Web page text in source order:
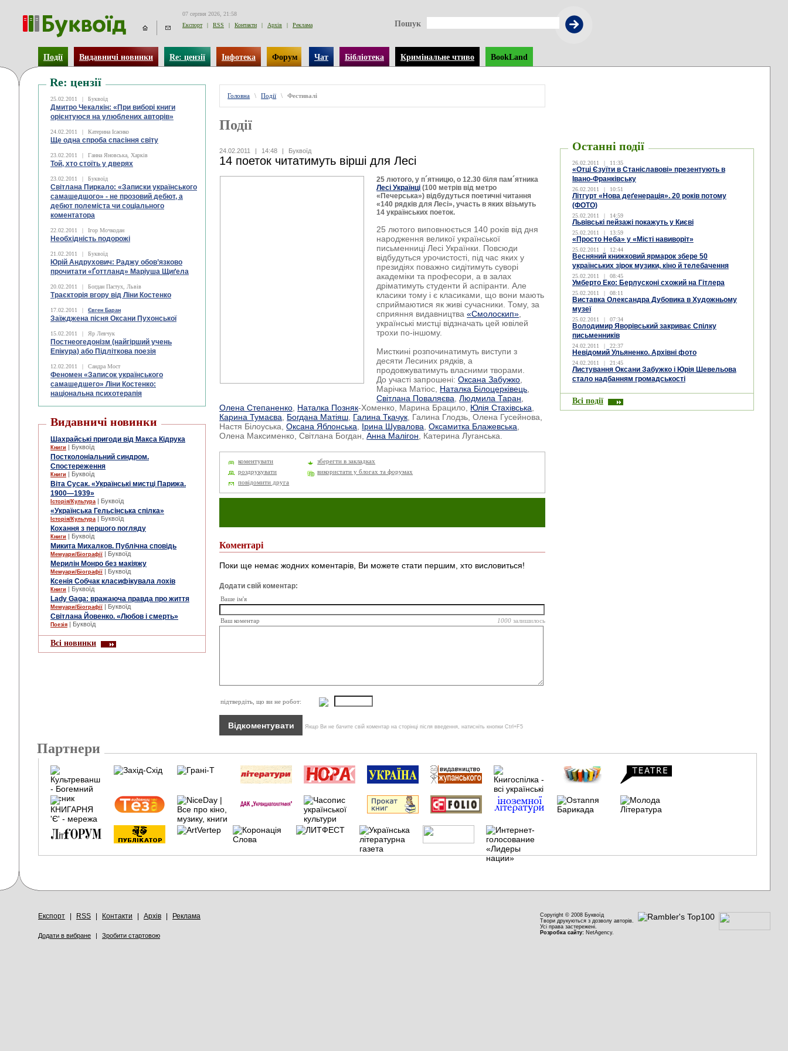
07 серпня 2026, 21:58
Експорт
| RSS | Контакти | Архів | Реклама Пошук
Події Видавничі новинки Re: цензії Інфотека Форум Чат Бібліотека Кримінальне чтиво BookLand
Re: цензії
25.02.2011 | Буквоїд
Дмитро Чекалкін: «При виборі книги
орієнтуюся на улюблених авторів»
24.02.2011 | Катерина Ісаєнко
Ще одна спроба спасіння світу
23.02.2011 | Ганна Яновська, Харків
Той, хто стоїть у дверях
23.02.2011 | Буквоїд
Світлана Пиркало: «Записки українського
самашедшого» - не прозовий дебют, а
дебют полеміста чи соціального
коментатора
22.02.2011 | Ігор Мочкодан
Необхідність подорожі
21.02.2011 | Буквоїд
Юрій Андрухович: Раджу обов’язково
прочитати «Ґоттланд» Маріуша Щиґела
20.02.2011 | Богдан Пастух, Львів
Траєкторія вгору від Ліни Костенко
17.02.2011 | Євген Баран
Заїжджена пісня Оксани Пухонської
15.02.2011 | Яр Левчук
Постнеогедонізм (найгірший учень
Епікура) або Підліткова поезія
12.02.2011 | Сандра Мост
Феномен «Записок українського
самашедшего» Ліни Костенко:
національна психотерапія
Видавничі новинки
Шахрайські пригоди від Макса Кідрука
Книги | Буквоїд
Постколоніальний синдром.
Спостереження
Книги | Буквоїд
Віта Сусак. «Українські мистці Парижа.
1900—1939»
Історія/Культура | Буквоїд
«Українська Гельсінська спілка»
Історія/Культура | Буквоїд
Кохання з першого погляду
Книги | Буквоїд
Микита Михалков. Публічна сповідь
Мемуари/Біографії | Буквоїд
Мерилін Монро без макіяжу
Мемуари/Біографії | Буквоїд
Ксенія Собчак класифікувала лохів
Книги | Буквоїд
Lady Gaga: вражаюча правда про життя
Мемуари/Біографії | Буквоїд
Cвітлана Йовенко. «Любов і смерть»
Поезія | Буквоїд
Всі новинки
Головна \ Події \ Фестивалі
Події
24.02.2011 | 14:48 | Буквоїд
14 поеток читатимуть вірші для Лесі
25 лютого, у п´ятницю, о 12.30 біля пам´ятника
Лесі Українці (100 метрів від метро
«Печерська») відбудуться поетичні читання
«140 рядків для Лесі», участь в яких візьмуть
14 українських поеток.
25 лютого виповнюється 140 років від дня
народження великої української
письменниці Лесі Українки. Повсюди
відбудуться урочистості, під час яких у
президіях поважно сидітимуть суворі
академіки та професори, а в залах
дріматимуть студенти й аспіранти. Але
класики тому і є класиками, що вони мають
сприймаютися як живі сучасники. Тому, за
сприяння видавництва«Смолоскип»
українські мистці відзначать цей ювілей
трохи по-іншому.
Мисткині розпочинатимуть виступи з
десяти Лесиних рядків, а
продовжуватимуть власними творами.
До участі запрошені:Оксана Забужко
Марічка Матіос, Наталка Білоцерківець
Світлана Поваляєва ,Людмила Таран
Олена Степаненко Наталка Позняк-Хоменко, Марина Брацило, Юлія Стахівська
Карина Тумаєва
Богдана Матіяш Галина Ткачук , Галина Глодзь, Олена Гусейнова,
Настя Білоуська,Оксана Яблонська Ірина Шувалова ,Оксамитка Блажевська
Олена Максименко, Світлана Богдан,Анна Малігон , Катерина Луганська.
коментувати
зберегти в закладках
роздрукувати
використати у блогах та форумах
повідомити друга
Коментарі
Поки ще немає жодних коментарів, Ви можете стати першим, хто висловиться!
Додати свій коментар:
Ваше ім'я
1000 залишилось
Ваш коментар
підтвердіть, що ви не робот:
Якщо Ви не бачите свій коментар на сторінці після введення, натисніть кнопки Ctrl+F5
Останні події
26.02.2011 | 11:35
«Отці Єзуїти в Станіславові» презентують в
Івано-Франківську
26.02.2011 | 10:51
Літгурт «Нова деґенерація». 20 років потому
(ФОТО)
25.02.2011 | 14:59
Львівські пейзажі покажуть у Києві
25.02.2011 | 13:59
«Просто Неба» у «Місті навиворіт»
25.02.2011 | 12:44
Весняний книжковий ярмарок збере 50
українських зірок музики, кіно й телебачення
25.02.2011 | 08:45
Умберто Еко: Берлусконі схожий на Гітлера
25.02.2011 | 08:11
Виставка Олександра Дубовика в Художньому
музеї
25.02.2011 | 07:34
Володимир Яворівський закриває Спілку
письменників
24.02.2011 | 22:37
Невідомий Ульяненко. Архівні фото
24.02.2011 | 21:45
Листування Оксани Забужко і Юрія Шевельова
стало надбанням громадськості
Всі події
Партнери
Copyright © 2008 Буквоїд
Твори друкуються з дозволу авторів.
Усі права застережені.
Розробка сайту: NetAgency.
Експорт RSS Контакти Архів Реклама
Додати в вибране | Зробити стартовою